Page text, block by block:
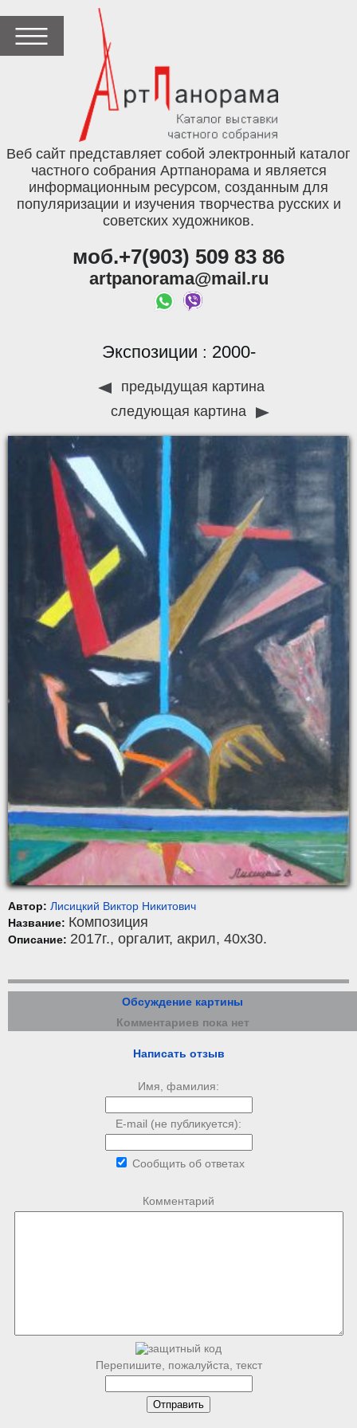
Веб сайт представляет собой электронный каталог
частного собрания Артпанорама и является
информационным ресурсом, созданным для
популяризации и изучения творчества русских и
советских художников.
моб.+7(903) 509 83 86
artpanorama@mail.ru
Экспозиции : 2000-
предыдущая картина
следующая картина
Автор: Лисицкий Виктор Никитович
Название: Композиция
Описание: 2017г., оргалит, акрил, 40x30.
Обсуждение картины
Комментариев пока нет
Написать отзыв
Имя, фамилия:
E-mail (не публикуется):
Сообщить об ответах
Комментарий
Перепишите, пожалуйста, текст